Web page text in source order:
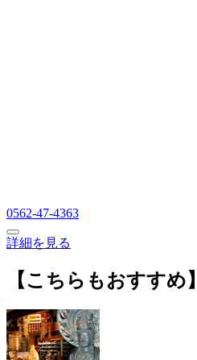
0562-47-4363
詳細を見る
【こちらもおすすめ】